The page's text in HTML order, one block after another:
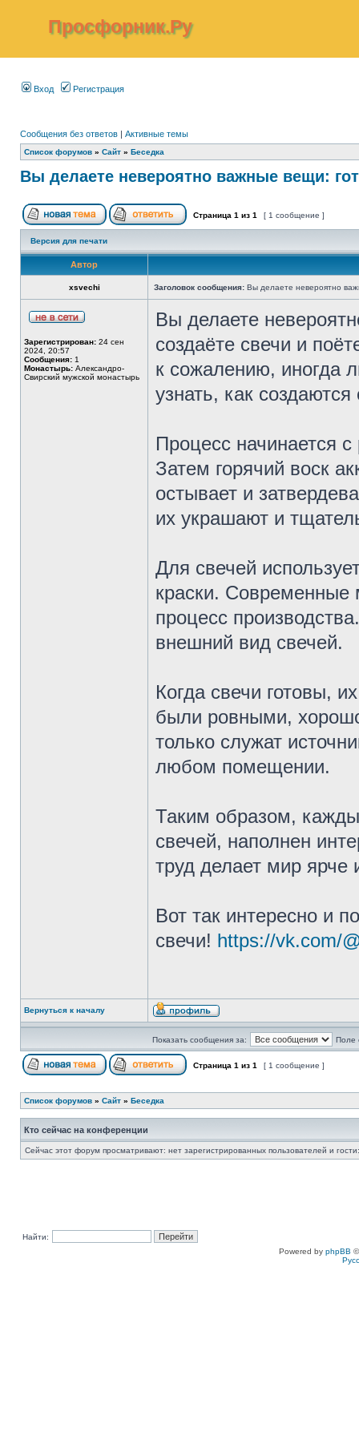
Просфорник.Ру
Вход Регистрация
Сообщения без ответов | Активные темы
Список форумов » Сайт » Беседка
Вы делаете невероятно важные вещи:
Страница 1 из 1 [ 1 сообщение ]
Версия для печати
Автор
xsvechi Заголовок сообщения: Вы делаете невероятно
Зарегистрирован: 24 сен
2024, 20:57
Сообщения: 1
Монастырь: Александро-
Свирский мужской монастырь
Вы делаете
создаёте свечи и
к сожалению, иногда
узнать, как
Процесс начинается
Затем горячий воск
остывает и
их украшают и
Для свечей
краски. Современные
процесс
внешний вид свечей.
Когда свечи готовы,
были ровными,
только служат
любом помещении.
Таким образом,
свечей, наполнен
труд делает мир ярче
Вот так интересно и
свечи! https://vk.com/
Вернуться к началу
Показать сообщения за: Поле
Страница 1 из 1 [ 1 сообщение ]
Список форумов » Сайт » Беседка
Кто сейчас на конференции
Сейчас этот форум просматривают: нет зарегистрированных пользователей и
Найти:
Powered by phpBB